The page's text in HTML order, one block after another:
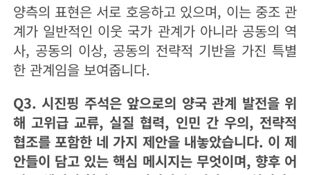
양측의 표현은 서로 호응하고 있으며, 이는 중조 관
계가 일반적인 이웃 국가 관계가 아니라 공동의 역
사, 공동의 이상, 공동의 전략적 기반을 가진 특별
한 관계임을 보여줍니다.
Q3. 시진핑 주석은 앞으로의 양국 관계 발전을 위
해 고위급 교류, 실질 협력, 인민 간 우의, 전략적
협조를 포함한 네 가지 제안을 내놓았습니다. 이 제
안들이 담고 있는 핵심 메시지는 무엇이며, 향후 어